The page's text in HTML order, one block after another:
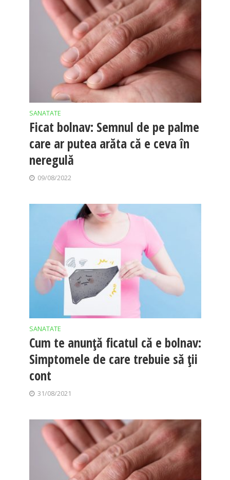
SANATATE
Ficat bolnav: Semnul de pe palme
care ar putea arăta că e ceva în
neregulă
09/08/2022
SANATATE
Cum te anunță ficatul că e bolnav:
Simptomele de care trebuie să ții
cont
31/08/2021